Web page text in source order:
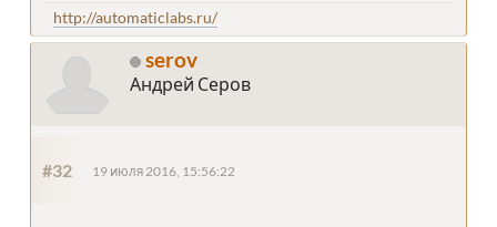
http://automaticlabs.ru/
serov
Андрей Серов
#32 19 июля 2016, 15:56:22